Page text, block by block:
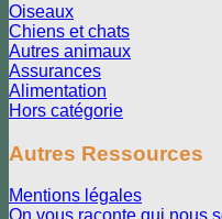
Oiseaux
Chiens et chats
Autres animaux
Assurances
Alimentation
Hors catégorie
Autres Ressources
Mentions légales